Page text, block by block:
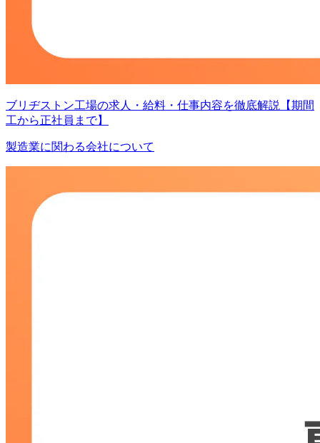
ブリヂストン工場の求人・給料・仕事内容を徹底解説【期間
工から正社員まで】
製造業に関わる会社について